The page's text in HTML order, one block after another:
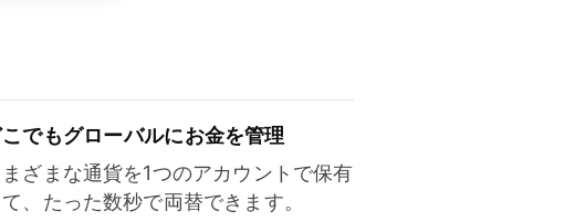
こでもグ⁠ロ⁠ー⁠バ⁠ルにお金を管理
まざまな通貨を1つのアカウントで保有
て、たった数秒で両替できます。